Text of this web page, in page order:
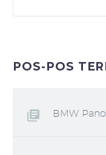
POS-POS
BMW